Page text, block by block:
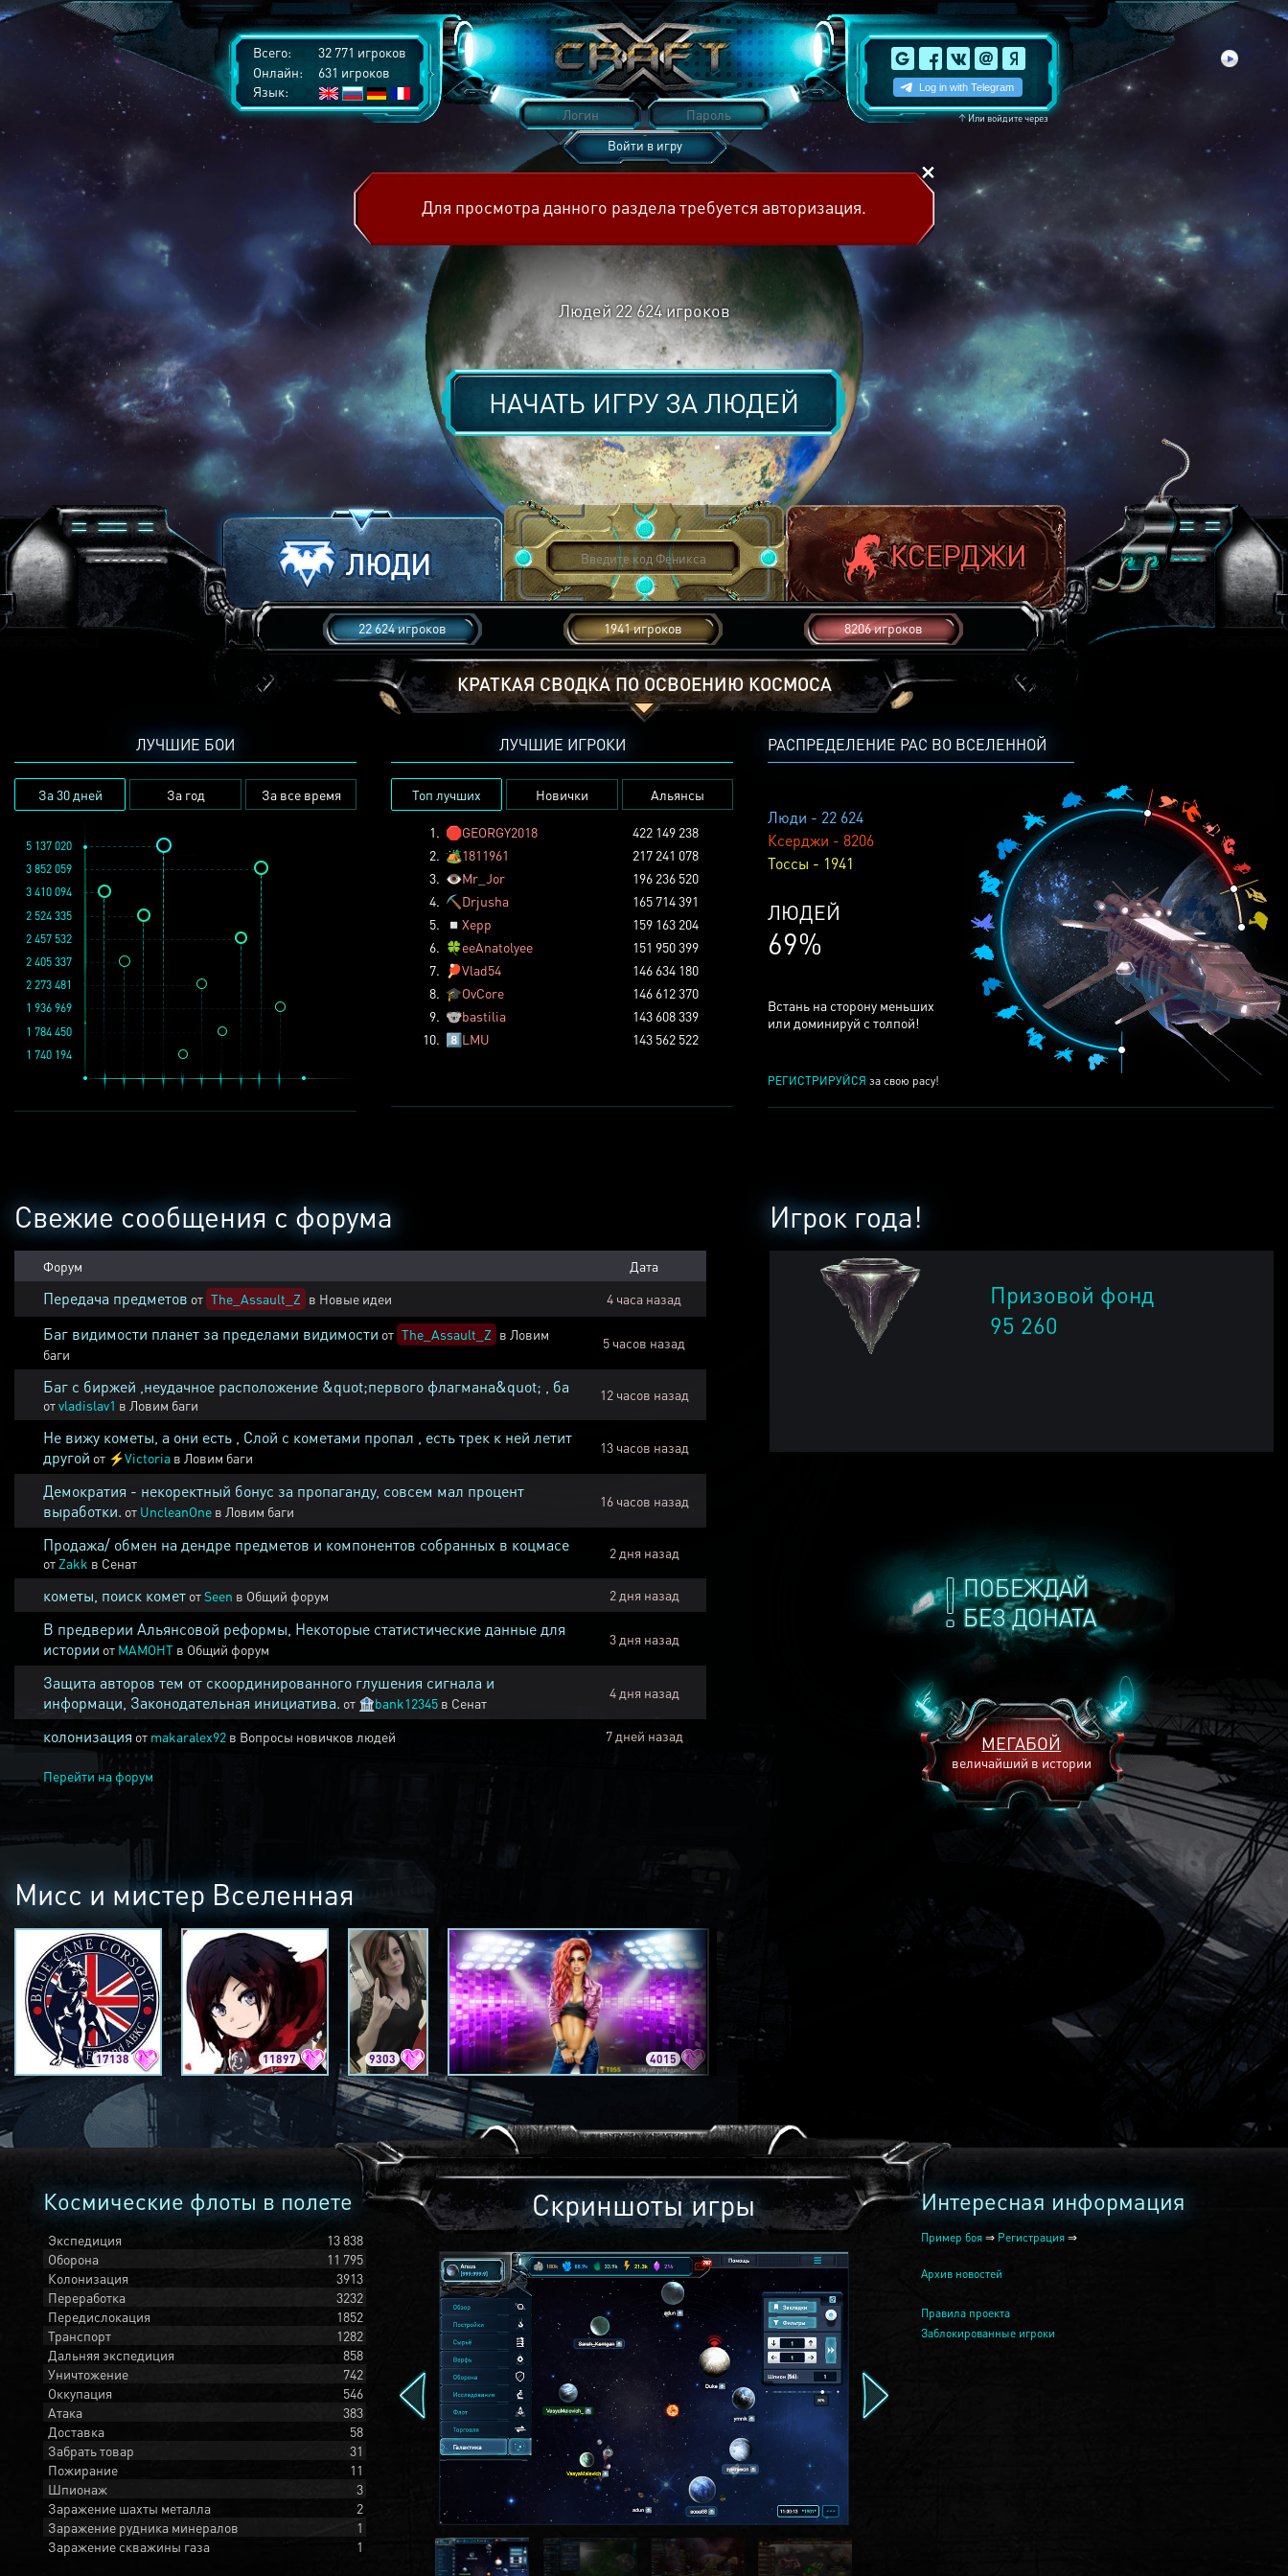
Всего:
32 771 игроков
Онлайн:
631 игроков
Язык:
↑Или войдите через
Войти в игру
Для просмотра данного раздела требуется авторизация.
Людей 22 624игроков
НАЧАТЬ ИГРУ ЗАЛЮДЕЙ
22 624 игроков 1941 игроков 8206 игроков
КРАТКАЯ СВОДКА ПО ОСВОЕНИЮ КОСМОСА
РАСПРЕДЕЛЕНИЕ РАС ВО ВСЕЛЕННОЙ
Люди - 22 624
Ксерджи - 8206
Тоссы - 1941
КСЕРДЖЕЙ
25%
Встань на сторону меньших
или доминируй с толпой!
РЕГИСТРИРУЙСЯ за свою расу!
ЛУЧШИЕ БОИ
За 30 дней За год За все время
1 936 969
3 852 059
2 457 532
1 784 450
2 273 481
1 740 194
5 137 020
2 524 335
2 405 337
3 410 094
ЛУЧШИЕ ИГРОКИ
Топ лучших Новички Альянсы
1. 🛑GEORGY2018
422 149 238
2. 🏕️1811961
217 241 078
3. 👁️Mr_Jor
196 236 520
4. ⛏️ Drjusha
165 714 391
5.
◽ Xepp
159 163 204
6. 🍀eeAnatolyee
151 950 399
7.
🏓Vlad54
146 634 180
8. 🎓OvCore
146 612 370
9. 🐨bastilia
143 608 339
10. 8️⃣LMU 143 562 522
ПОБЕЖДАЙ
БЕЗ ДОНАТА
МЕГАБОЙ
величайший в истории
Игрок года!
Призовой фонд
95 260
Свежие сообщения с форума
Форум Дата
Передача предметов от The_Assault_Z в Новые идеи 4 часа назад
Баг видимости планет за пределами видимости от The_Assault_Z в Ловим
баги
5 часов назад
Баг с биржей ,неудачное расположение &quot;первого флагмана&quot; , ба
отvladislav1 в Ловим баги
12 часов назад
Не вижу кометы, а они есть , Слой с кометами пропал , есть трек к ней летит
другой от ⚡Victoria в Ловим баги
13 часов назад
Демократия - некоректный бонус за пропаганду, совсем мал процент
выработки. от UncleanOne в Ловим баги
16 часов назад
Продажа/ обмен на дендре предметов и компонентов собранных в коцмасе
от Zakk в Сенат
2 дня назад
кометы, поиск комет отSeen в Общий форум 2 дня назад
В предверии Альянсовой реформы, Некоторые статистические данные для
истории от MAMOHT в Общий форум
3 дня назад
Защита авторов тем от скоординированного глушения сигнала и
информаци, Законодательная инициатива. от 🏦bank12345 в Сенат
4 дня назад
колонизация от makaralex92 в Вопросы новичков людей 7 дней назад
Перейти на форум
Мисс и мистер Вселенная
17138 11897 9303 4015 2240
Космические флоты в полете
Экспедиция
13 838
Оборона
11 795
Колонизация
3913
Переработка
3232
Передислокация
1852
Транспорт
1282
Дальняя экспедиция
858
Уничтожение
742
Оккупация
546
Атака
383
Доставка
58
Забрать товар
31
Пожирание
11
Шпионаж
3
Заражение шахты металла
2
Заражение рудника минералов
1
Заражение скважины газа
1
Скриншоты игры Интересная информация
Пример боя ⇒ Регистрация ⇒
Архив новостей
Правила проекта
Заблокированные игроки